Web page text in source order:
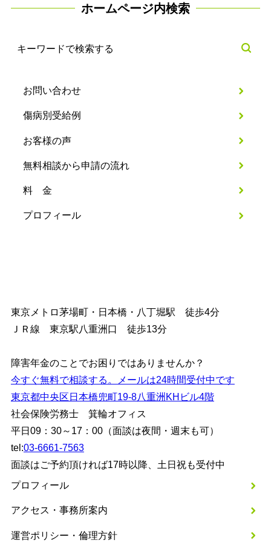
ホームページ内検索
お問い合わせ
傷病別受給例
お客様の声
無料相談から申請の流れ
料 金
プロフィール
東京メトロ茅場町・日本橋・八丁堀駅 徒歩4分
ＪＲ線 東京駅八重洲口 徒歩13分
障害年金のことでお困りではありませんか？
今すぐ無料で相談する。メールは24時間受付中です
東京都中央区日本橋兜町19-8八重洲KHビル4階
社会保険労務士 箕輪オフィス
平日09：30～17：00（面談は夜間・週末も可）
tel:03-6661-7563
面談はご予約頂ければ17時以降、土日祝も受付中
プロフィール
アクセス・事務所案内
運営ポリシー・倫理方針